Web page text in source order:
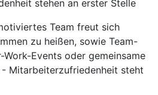
stehen an erster Stelle
Team freut sich
zu heißen, sowie Team-
Events oder gemeinsame
Mitarbeiterzufriedenheit steht